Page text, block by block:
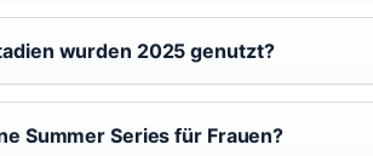
wurden 2025 genutzt?
Summer Series für Frauen?